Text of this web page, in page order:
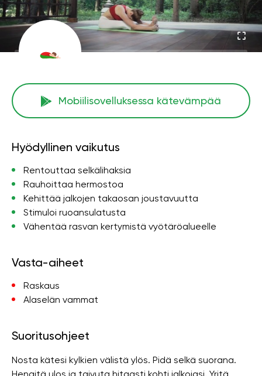
Mobiilisovelluksessa kätevämpää
Hyödyllinen vaikutus
Rentouttaa selkälihaksia
Rauhoittaa hermostoa
Kehittää jalkojen takaosan joustavuutta
Stimuloi ruoansulatusta
Vähentää rasvan kertymistä vyötäröalueelle
Vasta-aiheet
Raskaus
Alaselän vammat
Suoritusohjeet
Nosta kätesi kylkien välistä ylös. Pidä selkä suorana.